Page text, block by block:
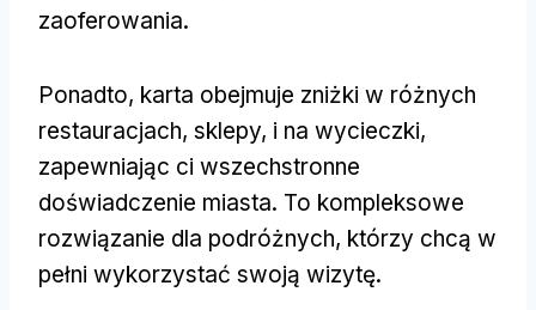
zaoferowania.
Ponadto, karta obejmuje zniżki w różnych
restauracjach, sklepy, i na wycieczki,
zapewniając ci wszechstronne
doświadczenie miasta. To kompleksowe
rozwiązanie dla podróżnych, którzy chcą w
pełni wykorzystać swoją wizytę.